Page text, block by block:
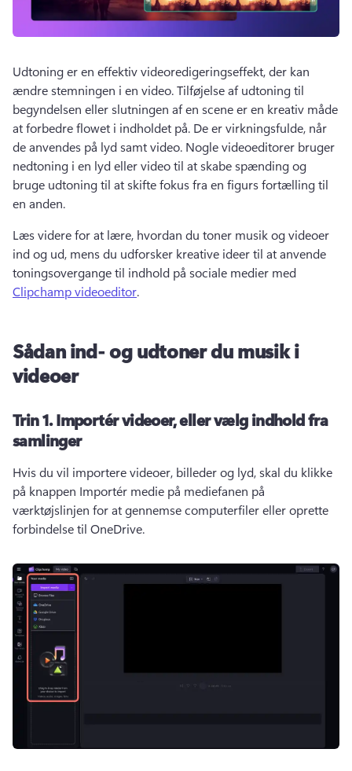
Udtoning er en effektiv videoredigeringseffekt, der kan
ændre stemningen i en video. Tilføjelse af udtoning til
begyndelsen eller slutningen af en scene er en kreativ måde
at forbedre flowet i indholdet på. De er virkningsfulde, når
de anvendes på lyd samt video. Nogle videoeditorer bruger
nedtoning i en lyd eller video til at skabe spænding og
bruge udtoning til at skifte fokus fra en figurs fortælling til
en anden.
Læs videre for at lære, hvordan du toner musik og videoer
ind og ud, mens du udforsker kreative ideer til at anvende
toningsovergange til indhold på sociale medier med
Clipchamp videoeditor.
Sådan ind- og udtoner du musik i
videoer
Trin 1.Importér videoer, eller vælg indhold fra
samlinger
Hvis du vil importere videoer, billeder og lyd, skal du klikke
på knappen Importér medie på mediefanen på
værktøjslinjen for at gennemse computerfiler eller oprette
forbindelse til OneDrive.